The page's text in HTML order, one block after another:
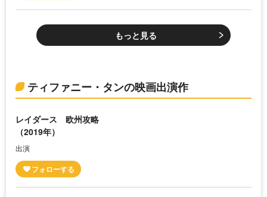
もっと見る
ティファニー・タンの映画出演作
レイダース 欧州攻略
（2019年）
出演